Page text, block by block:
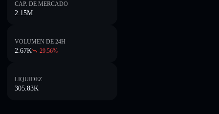
CAP. DE MERCADO
2.15M
VOLUMEN DE 24H
2.67K 29.56%
LIQUIDEZ
305.83K